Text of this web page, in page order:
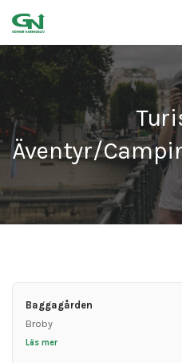
Äventyr/
Baggagården
Broby
Läs mer